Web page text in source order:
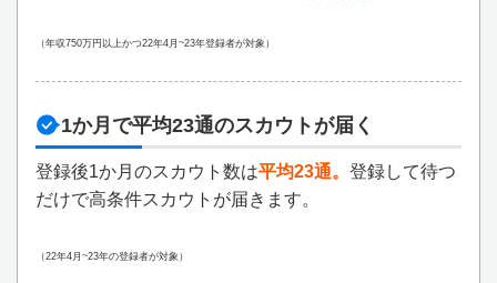
（年収750万円以上かつ22年4月~23年登録者が対象）
1か月で平均23通のスカウトが届く
登録後1か月のスカウト数は平均23通。 登録して待つ
だけで高条件スカウトが届きます。
（22年4月~23年の登録者が対象）